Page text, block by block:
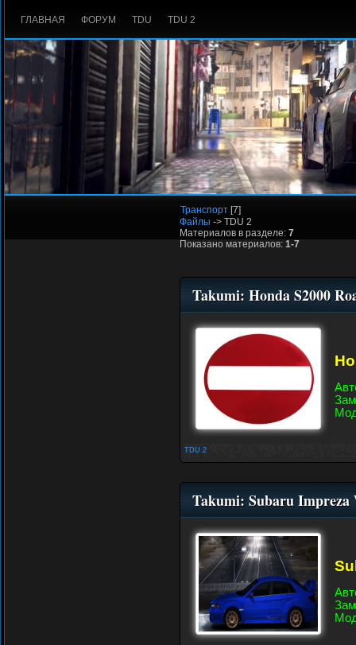
ГЛАВНАЯ ФОРУМ TDU TDU 2
Транспорт [7]
Файлы -> TDU 2
Материалов в разделе: 7
Показано материалов: 1-7
Takumi: Honda S2000
TDU 2
Takumi: Subaru Impreza